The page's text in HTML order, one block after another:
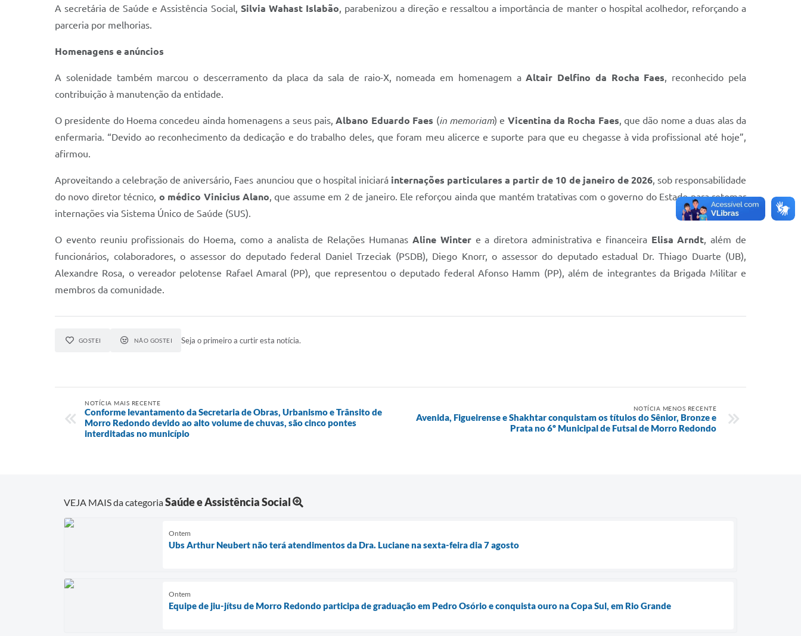
A secretária de Saúde e Assistência Social, Silvia Wahast Islabão, parabenizou a direção e ressaltou a importância de manter o hospital acolhedor, reforçando a
parceria por melhorias.
Homenagens e anúncios
A solenidade também marcou o descerramento da placa da sala de raio-X, nomeada em homenagem aAltair Delfino da Rocha Faes, reconhecido pela
contribuição à manutenção da entidade.
O presidente do Hoema concedeu ainda homenagens a seus pais,Albano Eduardo Faes (in memoriam) e Vicentina da Rocha Faes, que dão nome a duas alas da
enfermaria. “Devido ao reconhecimento da dedicação e do trabalho deles, que foram meu alicerce e suporte para que eu chegasse à vida profissional até hoje”,
afirmou.
Aproveitando a celebração de aniversário, Faes anunciou que o hospital iniciará internações particulares a partir de 10 de janeiro de 2026, sob responsabilidade
do novo diretor técnico, o médico Vinicius Alano, que assume em 2 de janeiro. Ele reforçou ainda que mantém tratativas com o governo do Estado para retomar
internações via Sistema Único de Saúde (SUS).
O evento reuniu profissionais do Hoema, como a analista de Relações Humanas Aline Wintere a diretora administrativa e financeira Elisa Arndt, além de
funcionários, colaboradores, o assessor do deputado federal Daniel Trzeciak (PSDB), Diego Knorr, o assessor do deputado estadual Dr. Thiago Duarte (UB),
Alexandre Rosa, o vereador pelotense Rafael Amaral (PP), que representou o deputado federal Afonso Hamm (PP), além de integrantes da Brigada Militar e
membros da comunidade.
GOSTEI NÃO GOSTEI Seja o primeiro a curtir esta notícia.
NOTÍCIA MAIS RECENTE
Conforme levantamento da Secretaria de Obras, Urbanismo e Trânsito de
Morro Redondo devido ao alto volume de chuvas, são cinco pontes
interditadas no município
NOTÍCIA MENOS RECENTE
Avenida, Figueirense e Shakhtar conquistam os títulos do Sênior, Bronze e
Prata no 6º Municipal de Futsal de Morro Redondo
VEJA MAIS da categoriaSaúde e Assistência Social
Ontem
Ubs Arthur Neubert não terá atendimentos da Dra. Luciane na sexta-feira dia 7 agosto
Ontem
Equipe de jiu-jítsu de Morro Redondo participa de graduação em Pedro Osório e conquista ouro na Copa Sul, em Rio Grande